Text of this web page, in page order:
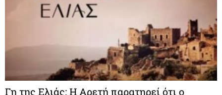
Γη της Ελιάς: Η Αρετή παρατηρεί ότι ο